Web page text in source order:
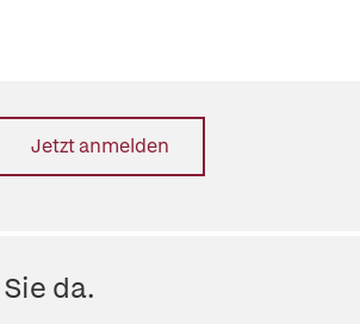
Jetzt anmelden
da.